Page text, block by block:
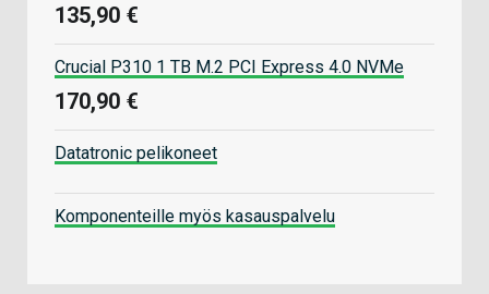
135,90 €
Crucial P310 1 TB M.2 PCI Express 4.0 NVMe
170,90 €
Datatronic pelikoneet
Komponenteille myös kasauspalvelu